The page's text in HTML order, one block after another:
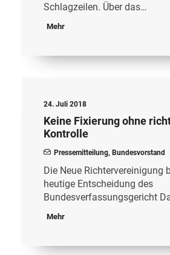
Schlagzeilen. Über das…
Mehr
24. Juli 2018
Keine Fixierung ohne
Kontrolle
Pressemitteilung, Bundesvorstand
Die Neue Richtervereinigung
heutige Entscheidung des
Bundesverfassungsgericht
Mehr